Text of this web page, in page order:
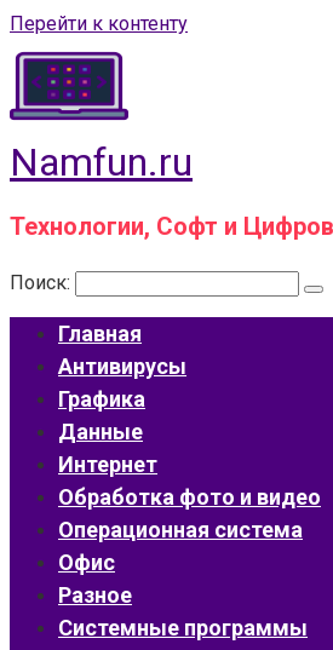
Перейти к контенту
Namfun.ru
Технологии, Софт и
Поиск:
Главная
Антивирусы
Графика
Данные
Интернет
Обработка фото и видео
Операционная система
Офис
Разное
Системные программы